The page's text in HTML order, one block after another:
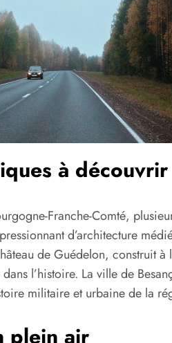
à découvrir
Franche-Comté,
d’architecture
de Guédelon, construit
l’histoire. La ville de
militaire et urbaine de la
plein air